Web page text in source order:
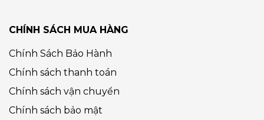
CHÍNH SÁCH MUA HÀNG
Chính Sách Bảo Hành
Chính sách thanh toán
Chính sách vận chuyển
Chính sách bảo mật